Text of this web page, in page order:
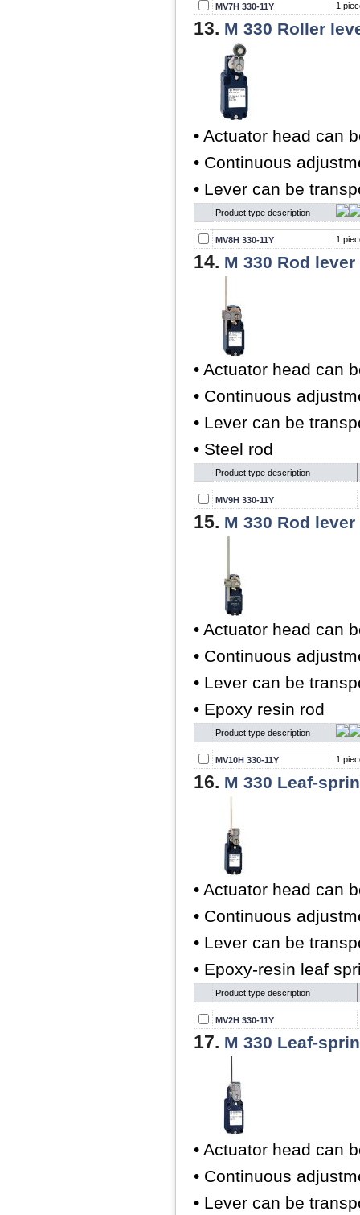
MV7H 330-11Y 1
13. M 330 Roller
• Actuator head can
• Continuous
• Lever can be
Product type description
MV8H 330-11Y 1
14. M 330 Rod
• Actuator head can
• Continuous
• Lever can be
• Steel rod
Product type description
MV9H 330-11Y
15. M 330 Rod lever
• Actuator head can
• Continuous
• Lever can be
• Epoxy resin rod
Product type description
MV10H 330-11Y 1
16. M 330 Leaf-
• Actuator head can
• Continuous
• Lever can be
• Epoxy-resin leaf
Product type description
MV2H 330-11Y
17. M 330 Leaf-
• Actuator head can
• Continuous
• Lever can be